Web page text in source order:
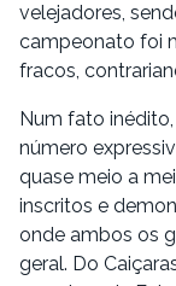
velejadores,
campeonato foi
fracos,
Num fato
número
quase meio a
inscritos e
onde ambos os
geral. Do